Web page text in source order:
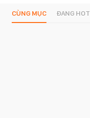
CÙNG MỤC ĐANG HOT